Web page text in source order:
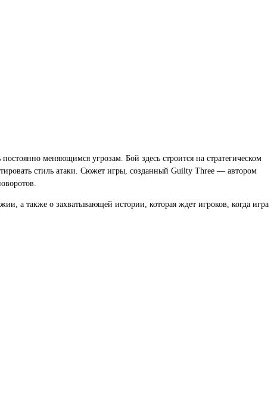
меняющимся угрозам. Бой здесь строится на стратегическом
стиль атаки. Сюжет игры, созданный Guilty Three — автором
а также о захватывающей истории, которая ждет игроков, когда игра